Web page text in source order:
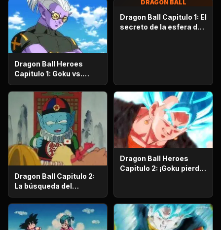
Dragon Ball Heroes
Capitulo 1: Goku vs.
Goku. Inicia una
apasionante batalla en
la prisión planetaria!
DRAGON BALL
Dragon Ball Capitulo 1: El
secreto de la esfera del
Dragon Ball Capitulo 2:
La búsqueda del
emperador
Dragon Ball Heroes
Capitulo 2: ¡Goku pierde